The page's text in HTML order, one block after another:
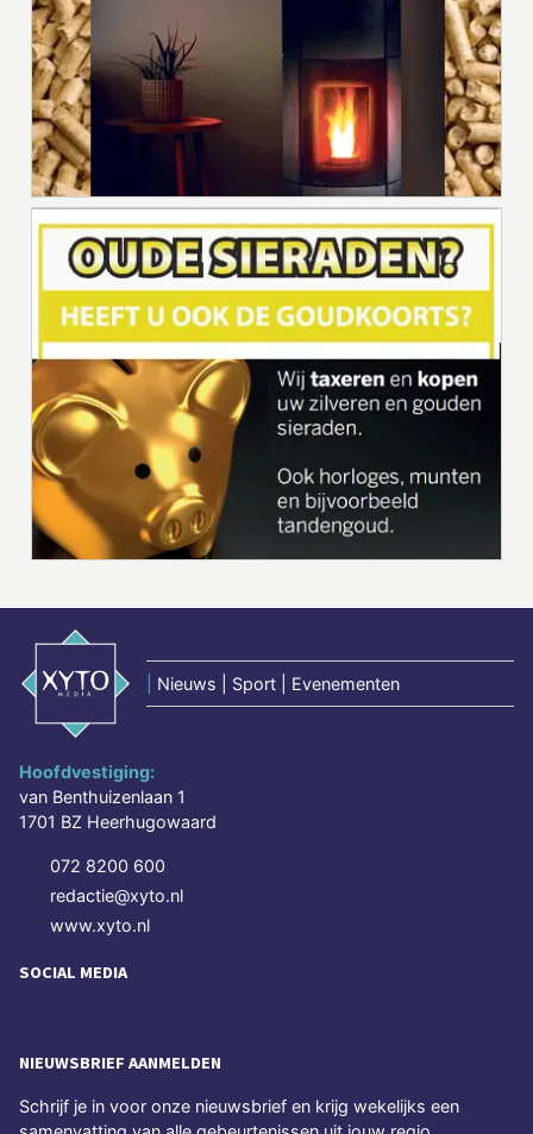
Nieuws | Sport | Evenementen
Hoofdvestiging:
van Benthuizenlaan 1
1701 BZ Heerhugowaard
072 8200 600
redactie@xyto.nl
www.xyto.nl
SOCIAL MEDIA
NIEUWSBRIEF AANMELDEN
Schrijf je in voor onze nieuwsbrief en krijg wekelijks een